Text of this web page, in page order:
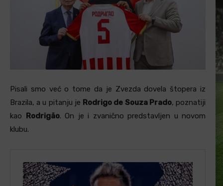
Pisali smo već o tome da je Zvezda dovela štopera iz
Brazila, a u pitanju je Rodrigo de Souza Prado, poznatiji
kao Rodrigão. On je i zvanično predstavljen u novom
klubu.